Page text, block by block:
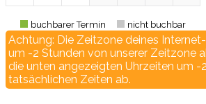
buchbarer Termin nicht buchbar
Achtung: Die Zeitzone deines
um -2 Stunden von unserer Zeitzone
die unten angezeigten Uhrzeiten um -
tatsächlichen Zeiten ab.